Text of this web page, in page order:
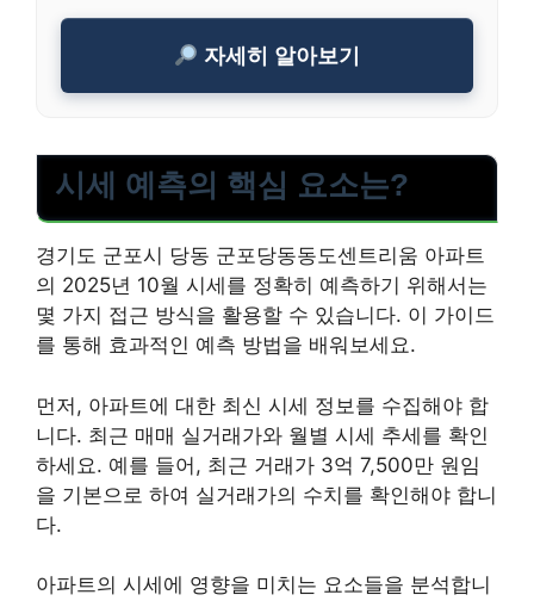
자세히 알아보기
시세 예측의 핵심 요소는?
경기도 군포시 당동 군포당동동도센트리움 아파트
의 2025년 10월 시세를 정확히 예측하기 위해서는
몇 가지 접근 방식을 활용할 수 있습니다. 이 가이드
를 통해 효과적인 예측 방법을 배워보세요.
먼저, 아파트에 대한 최신 시세 정보를 수집해야 합
니다. 최근 매매 실거래가와 월별 시세 추세를 확인
하세요. 예를 들어, 최근 거래가 3억 7,500만 원임
을 기본으로 하여 실거래가의 수치를 확인해야 합니
다.
아파트의 시세에 영향을 미치는 요소들을 분석합니